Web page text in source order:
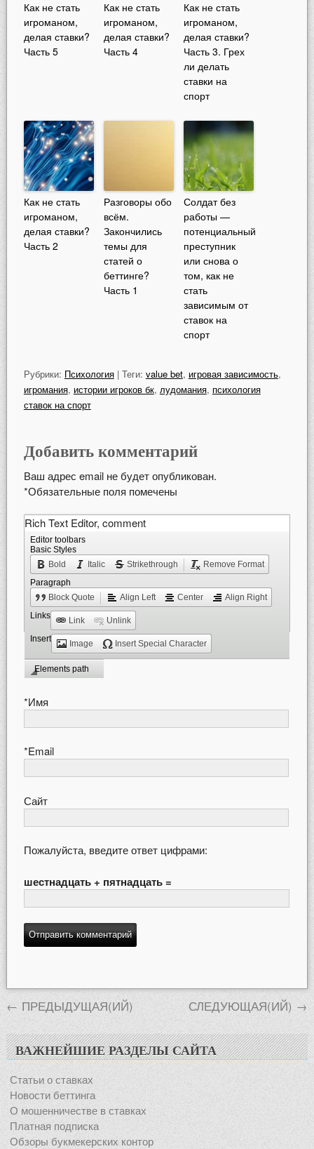
Как не стать
игроманом,
делая ставки?
Часть 5
Как не стать
игроманом,
делая ставки?
Часть 4
Как не стать
игроманом,
делая ставки?
Часть 3. Грех
ли делать
ставки на
спорт
Как не стать
игроманом,
делая ставки?
Часть 2
Разговоры обо
всём.
Закончились
темы для
статей о
беттинге?
Часть 1
Солдат без
работы —
потенциальный
преступник
или снова о
том, как не
стать
зависимым от
ставок на
спорт
Рубрики: Психология| Теги: value bet, игровая зависимость,
игромания, истории игроков бк, лудомания, психология
ставок на спорт
Добавить комментарий
Ваш адрес email не будет опубликован.
Обязательные поля помечены
*
Rich Text Editor, comment
Editor toolbars
Basic Styles
Bold
Italic Strikethrough
Remove Format
Paragraph
Block Quote
Align Left Center
Align Right
Links
Link
Unlink
Insert
Image Insert Special Character
Elements path
Имя
*
Email
*
Сайт
Пожалуйста, введите ответ цифрами:
шестнадцать + пятнадцать =
← ПРЕДЫДУЩАЯ(ИЙ) СЛЕДУЮЩАЯ(ИЙ) →
ВАЖНЕЙШИЕ РАЗДЕЛЫ САЙТА
Статьи о ставках
Новости беттинга
О мошенничестве в ставках
Платная подписка
Обзоры букмекерских контор